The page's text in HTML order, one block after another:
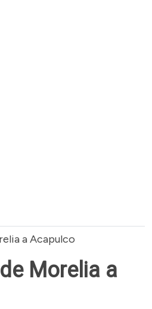
a Acapulco
Morelia a